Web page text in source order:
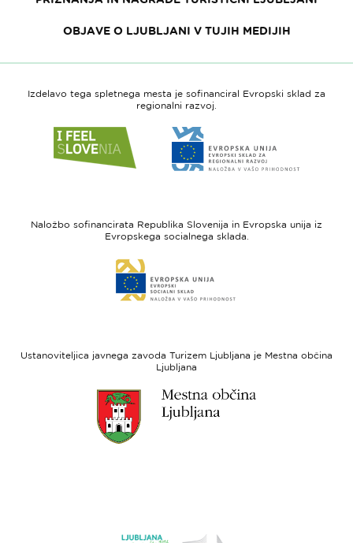
OBJAVE O LJUBLJANI V TUJIH MEDIJIH
Izdelavo tega spletnega mesta je sofinanciral Evropski sklad za
regionalni razvoj.
do
spletne
Slovenia
do
spletne
-
regionalni
Naložbo sofinancirata Republika Slovenija in Evropska unija iz
Evropskega socialnega sklada.
do
spletne
sklad
Ustanoviteljica javnega zavoda Turizem Ljubljana je Mestna občina
Ljubljana